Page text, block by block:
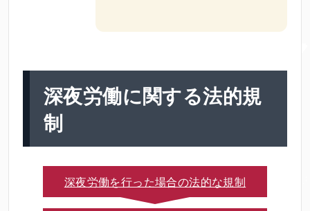
深夜労働に関する法的規
制
深夜労働を行った場合の法的な規制